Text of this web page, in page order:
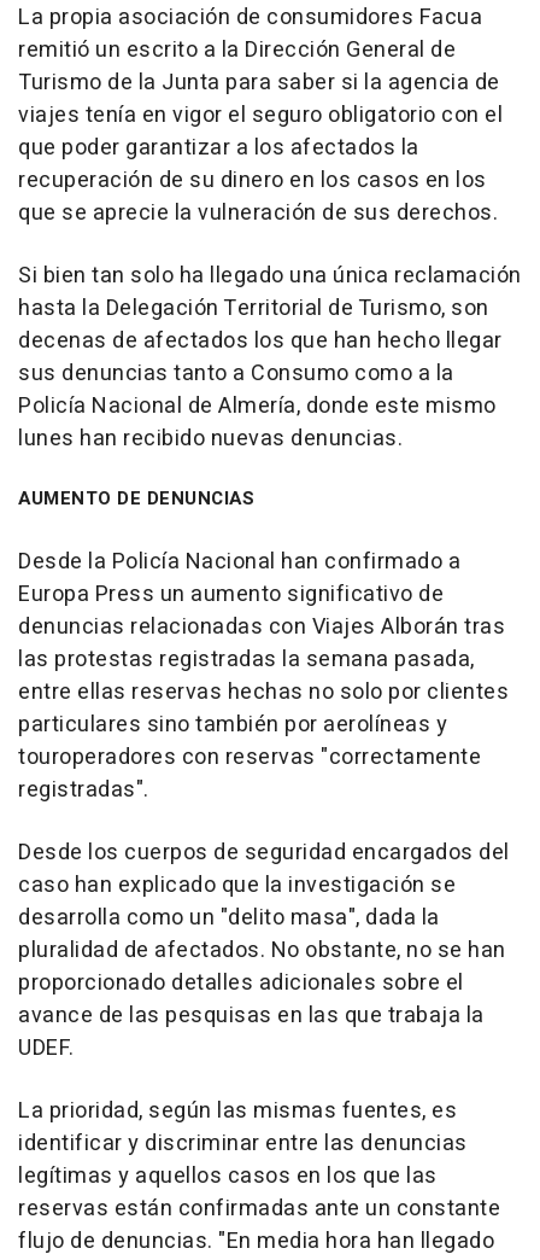
La propia asociación de consumidores Facua
remitió un escrito a la Dirección General de
Turismo de la Junta para saber si la agencia de
viajes tenía en vigor el seguro obligatorio con el
que poder garantizar a los afectados la
recuperación de su dinero en los casos en los
que se aprecie la vulneración de sus derechos.
Si bien tan solo ha llegado una única reclamación
hasta la Delegación Territorial de Turismo, son
decenas de afectados los que han hecho llegar
sus denuncias tanto a Consumo como a la
Policía Nacional de Almería, donde este mismo
lunes han recibido nuevas denuncias.
AUMENTO DE DENUNCIAS
Desde la Policía Nacional han confirmado a
Europa Press un aumento significativo de
denuncias relacionadas con Viajes Alborán tras
las protestas registradas la semana pasada,
entre ellas reservas hechas no solo por clientes
particulares sino también por aerolíneas y
touroperadores con reservas "correctamente
registradas".
Desde los cuerpos de seguridad encargados del
caso han explicado que la investigación se
desarrolla como un "delito masa", dada la
pluralidad de afectados. No obstante, no se han
proporcionado detalles adicionales sobre el
avance de las pesquisas en las que trabaja la
UDEF.
La prioridad, según las mismas fuentes, es
identificar y discriminar entre las denuncias
legítimas y aquellos casos en los que las
reservas están confirmadas ante un constante
flujo de denuncias. "En media hora han llegado